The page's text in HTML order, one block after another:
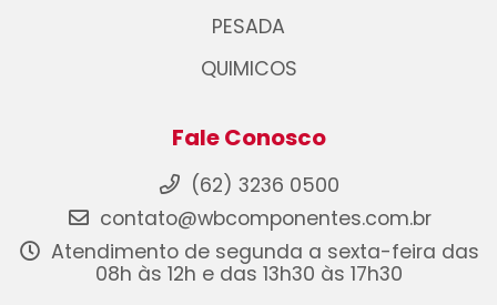
PESADA
QUIMICOS
Fale Conosco
(62) 3236 0500
contato@wbcomponentes.com.br
Atendimento de segunda a sexta-feira das
08h às 12h e das 13h30 às 17h30